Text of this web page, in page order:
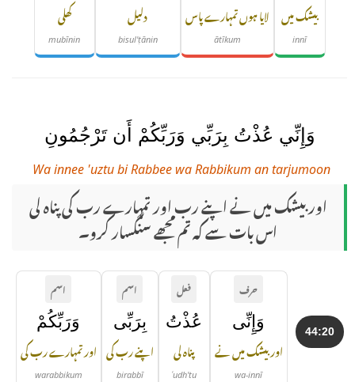
بیشک میں
innī
لایا ہوں تمہارے پاس
ātīkum
دلیل
bisul'ṭānin
کھلی
mubīnin
وَإِنِّي عُذْتُ بِرَبِّي وَرَبِّكُمْ أَن تَرْجُمُونِ
Wa innee 'uztu bi Rabbee wa Rabbikum an tarjumoon
اور بیشک میں نے اپنے رب اور تمہارے رب کی پناہ لی
اس بات سے کہ تم مجھے سنگسار کرو۔
44:20
حرف
وَإِنِّى
اور بیشک میں نے
wa-innī
فعل
عُذْتُ
پناہ لی
ʿudh'tu
اسم
بِرَبِّى
اپنے رب کی
birabbī
اسم
وَرَبِّكُمْ
اور تمہارے رب کی
warabbikum